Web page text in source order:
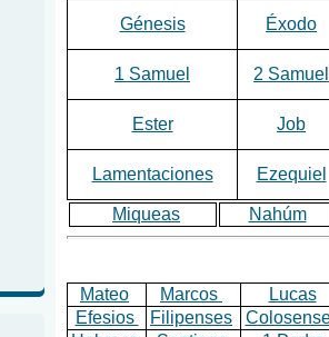
Génesis Éxodo
1 Samuel 2 Samuel
Ester Job
Lamentaciones Ezequiel
Miqueas Nahúm
Mateo Marcos Lucas
Efesios
Filipenses